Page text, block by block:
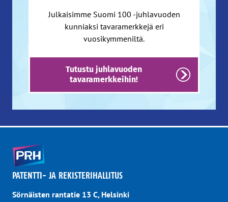
Julkaisimme Suomi 100 -juhlavuoden
kunniaksi tavaramerkkejä eri
vuosikymmeniltä.
Tutustu juhlavuoden
tavaramerkkeihin!
PATENTTI- JA REKISTERIHALLITUS
Sörnäisten rantatie 13 C, Helsinki